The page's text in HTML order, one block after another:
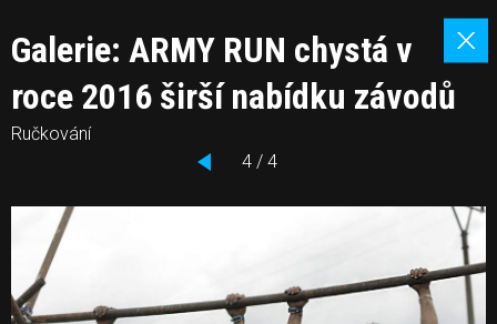
Galerie: ARMY RUN chystá v
roce 2016 širší nabídku závodů
Ručkování
4 / 4